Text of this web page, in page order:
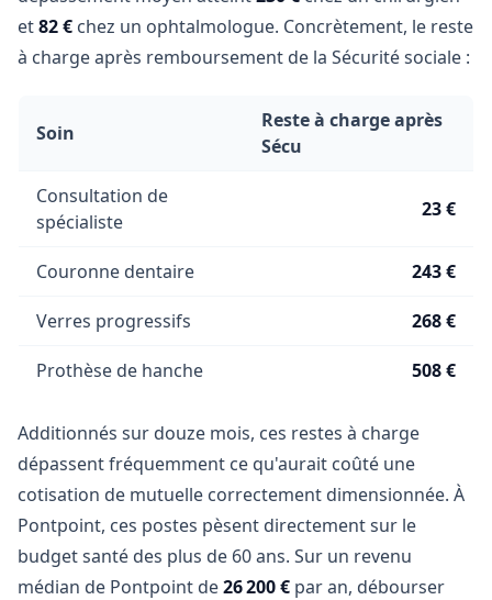
et82 € chez un ophtalmologue. Concrètement, le reste
à charge après remboursement de la Sécurité sociale :
Soin
Reste à charge après
Sécu
Consultation de
spécialiste
23 €
Couronne dentaire 243 €
Verres progressifs 268 €
Prothèse de hanche 508 €
Additionnés sur douze mois, ces restes à charge
dépassent fréquemment ce qu'aurait coûté une
cotisation de mutuelle correctement dimensionnée. À
Pontpoint, ces postes pèsent directement sur le
budget santé des plus de 60 ans. Sur un revenu
médian de Pontpoint de26 200 € par an, débourser